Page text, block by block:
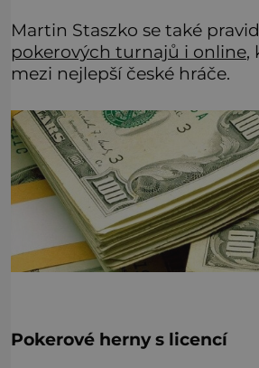
Martin Staszko se také
pokerových turnajů i online,
mezi nejlepší české hráče.
Pokerové herny s licencí